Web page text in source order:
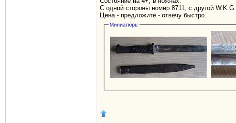
С одной стороны номер 8711, с другой W.K.G.
Цена - предложите - отвечу быстро.
Миниатюры